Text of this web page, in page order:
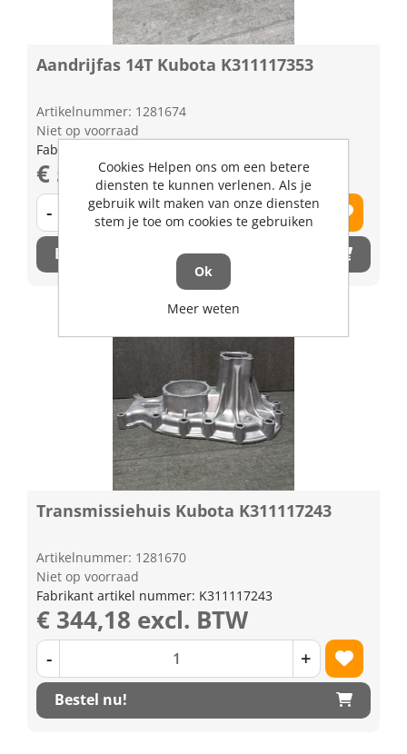
Aandrijfas 14T Kubota K311117353
Artikelnummer: 1281674
Niet op voorraad
Fabrikant artikel nummer: K311117353
€ 571,67 excl. BTW
- +
Bestel nu!
Transmissiehuis Kubota K311117243
Artikelnummer: 1281670
Niet op voorraad
Fabrikant artikel nummer: K311117243
€ 344,18 excl. BTW
- +
Bestel nu!
Cookies Helpen ons om een betere
diensten te kunnen verlenen. Als je
gebruik wilt maken van onze diensten
stem je toe om cookies te gebruiken
Ok
Meer weten